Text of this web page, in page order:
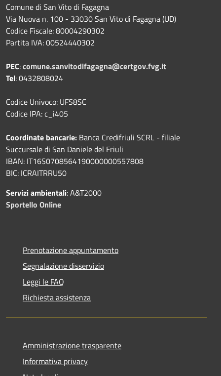
Comune di San Vito di Fagagna
Via Nuova n. 100 - 33030 San Vito di Fagagna (UD)
Codice Fiscale: 80004290302
Partita IVA: 00524440302
PEC:comune.sanvitodifagagna@certgov.fvg.it
Tel: 0432808024
Codice Univoco: UFS8SC
Codice IPA: c_i405
Coordinate bancarie: Banca Credifriuli SCRL - filiale
Succursale di San Daniele del Friuli
IBAN: IT16S0708564190000000557808
BIC: ICRAITRRU50
Servizi ambientali: A&T2000
Sportello Online
Prenotazione appuntamento
Segnalazione disservizio
Leggi le FAQ
Richiesta assistenza
Amministrazione trasparente
Informativa privacy